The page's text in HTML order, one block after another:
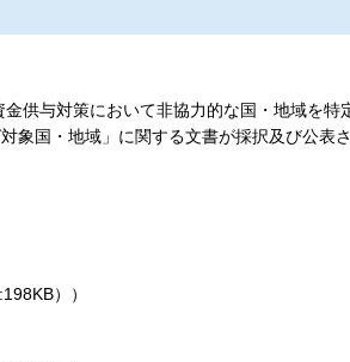
供与対策において非協力的な国・地域を特
象国・地域」に関する文書が採択及び公表
））